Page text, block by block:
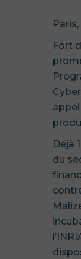
Fort
Déjà
du